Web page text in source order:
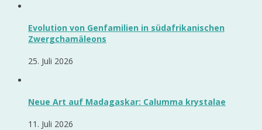
Evolution von Genfamilien in südafrikanischen
Zwergchamäleons
25. Juli 2026
Neue Art auf Madagaskar: Calumma krystalae
11. Juli 2026